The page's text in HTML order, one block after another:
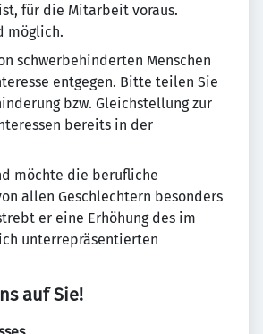
für die Mitarbeit voraus.
möglich.
schwerbehinderten Menschen
entgegen. Bitte teilen Sie
bzw. Gleichstellung zur
bereits in der
möchte die berufliche
allen Geschlechtern besonders
er eine Erhöhung des im
unterrepräsentierten
auf Sie!